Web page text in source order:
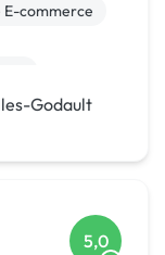
E-commerce
HTML, XML
Godault
5,0